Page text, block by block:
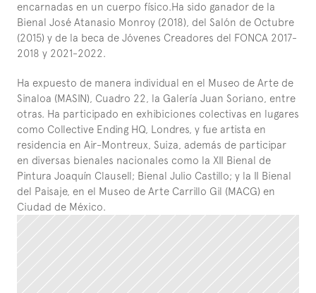
encarnadas en un cuerpo físico.Ha sido ganador de la
Bienal José Atanasio Monroy (2018), del Salón de Octubre
(2015) y de la beca de Jóvenes Creadores del FONCA 2017-
2018 y 2021-2022.
Ha expuesto de manera individual en el Museo de Arte de
Sinaloa (MASIN), Cuadro 22, la Galería Juan Soriano, entre
otras. Ha participado en exhibiciones colectivas en lugares
como Collective Ending HQ, Londres, y fue artista en
residencia en Air-Montreux, Suiza, además de participar
en diversas bienales nacionales como la XII Bienal de
Pintura Joaquín Clausell; Bienal Julio Castillo; y la II Bienal
del Paisaje, en el Museo de Arte Carrillo Gil (MACG) en
Ciudad de México.